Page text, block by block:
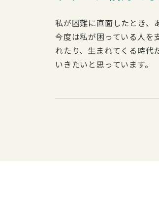
私が困難に直面したとき、
今度は私が困っている人を
れたり、生まれてくる時代
いきたいと思っています。